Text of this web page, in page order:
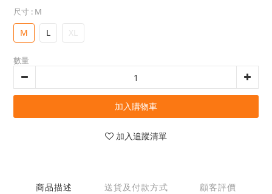
尺寸 : M
M L XL
數量
加入購物車
加入追蹤清單
商品描述 送貨及付款方式 顧客評價